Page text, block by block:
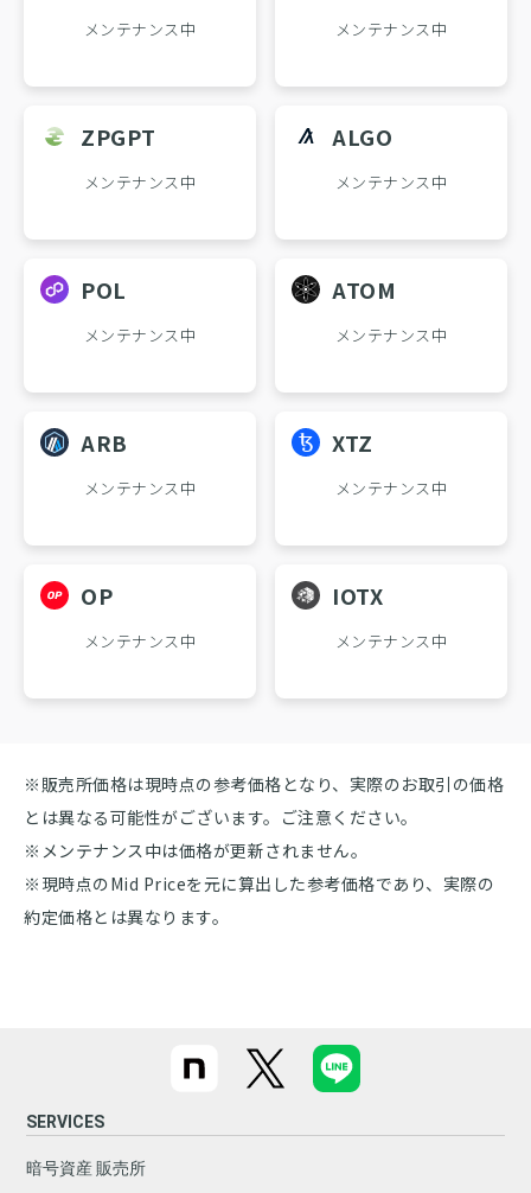
メンテナンス中 メンテナンス中
ZPGPT
メンテナンス中
ALGO
メンテナンス中
POL
メンテナンス中
ATOM
メンテナンス中
ARB
メンテナンス中
XTZ
メンテナンス中
OP
メンテナンス中
IOTX
メンテナンス中
※販売所価格は現時点の参考価格となり、実際のお取引の価格
とは異なる可能性がございます。ご注意ください。
※メンテナンス中は価格が更新されません。
※現時点のMid Priceを元に算出した参考価格であり、実際の
約定価格とは異なります。
SERVICES
暗号資産 販売所